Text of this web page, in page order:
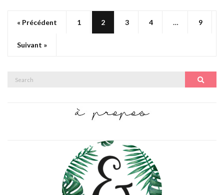
« Précédent 1 2 3 4 … 9
Suivant »